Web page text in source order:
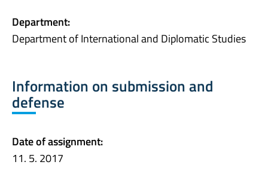
Department:
Department of International and Diplomatic Studies
Information on submission and
defense
Date of assignment:
11. 5. 2017